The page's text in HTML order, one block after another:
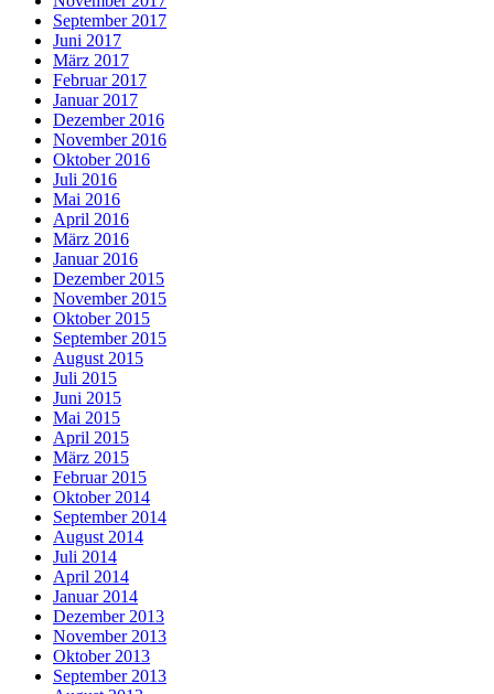
September 2017
Juni 2017
März 2017
Februar 2017
Januar 2017
Dezember 2016
November 2016
Oktober 2016
Juli 2016
Mai 2016
April 2016
März 2016
Januar 2016
Dezember 2015
November 2015
Oktober 2015
September 2015
August 2015
Juli 2015
Juni 2015
Mai 2015
April 2015
März 2015
Februar 2015
Oktober 2014
September 2014
August 2014
Juli 2014
April 2014
Januar 2014
Dezember 2013
November 2013
Oktober 2013
September 2013